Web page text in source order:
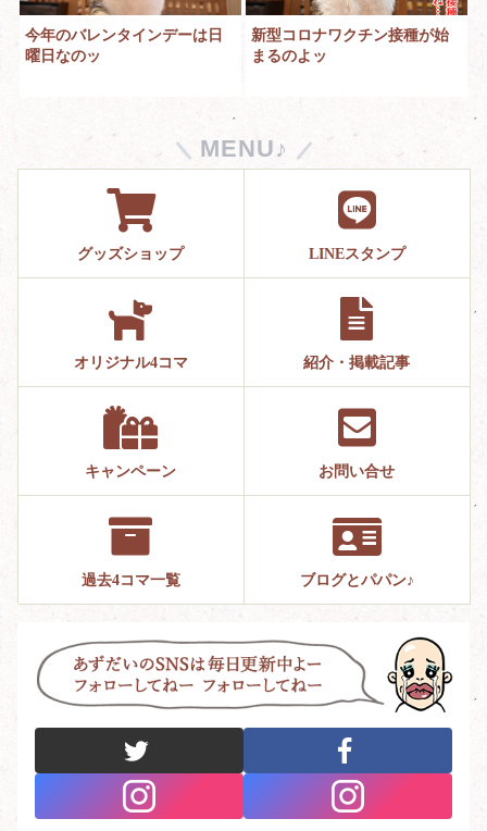
今年のバレンタインデーは日
曜日なのッ
新型コロナワクチン接種が始
まるのよッ
MENU♪
グッズショップ LINEスタンプ
オリジナル4コマ 紹介・掲載記事
キャンペーン お問い合せ
過去4コマ一覧 ブログとパパン♪